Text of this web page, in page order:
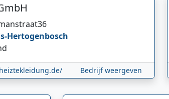
36
Hertogenbosch
Bedrijf weergeven